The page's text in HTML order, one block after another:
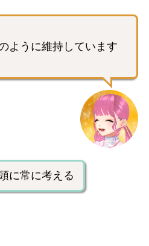
ように維持しています
に常に考える